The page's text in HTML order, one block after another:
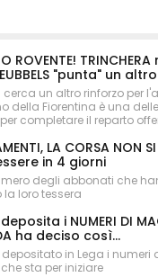
ROVENTE!
"punta" un
cerca un altro rinforzo per
della Fiorentina è una
completare il reparto
LA CORSA NON
in 4 giorni
degli abbonati che
la loro tessera
i NUMERI DI
ha deciso così...
in Lega i numeri
sta per iniziare